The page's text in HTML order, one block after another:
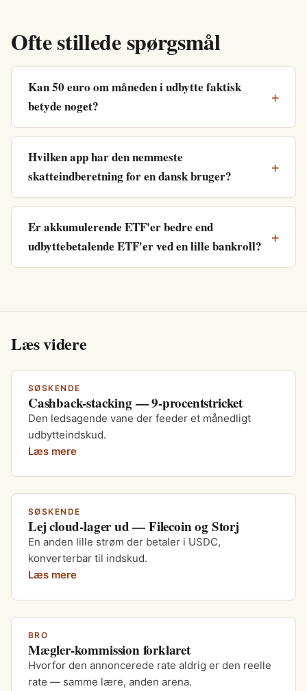
Ofte stillede spørgsmål
Kan 50 euro om måneden i udbytte faktisk
betyde noget?
Hvilken app har den nemmeste
skatteindberetning for en dansk bruger?
Er akkumulerende ETF'er bedre end
udbyttebetalende ETF'er ved en lille bankroll?
Læs videre
SØSKENDE
Cashback-stacking — 9-procentstricket
Den ledsagende vane der feeder et månedligt
udbytteindskud.
Læs mere
SØSKENDE
Lej cloud-lager ud — Filecoin og Storj
En anden lille strøm der betaler i USDC,
konverterbar til indskud.
Læs mere
BRO
Mægler-kommission forklaret
Hvorfor den annoncerede rate aldrig er den reelle
rate — samme lære, anden arena.